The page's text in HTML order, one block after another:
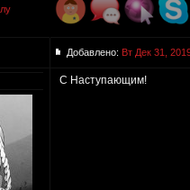
Добавлено: Вт Дек 31,
С Наступающим!